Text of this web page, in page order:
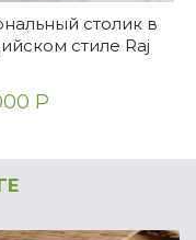
столик в
стиле Raj
Р